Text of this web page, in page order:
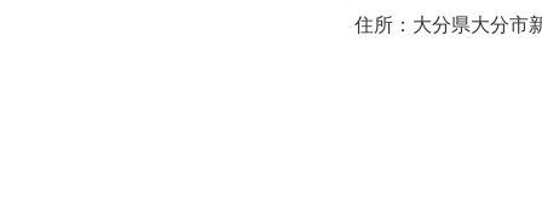
住所：大分県大分市